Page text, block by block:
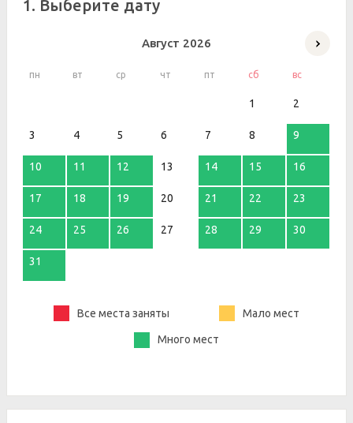
1. Выберите дату
Август 2026
пн вт ср чт пт сб вс
1 2
3 4 5 6 7 8 9
10 11 12 13 14 15 16
17 18 19 20 21 22 23
24 25 26 27 28 29 30
31
Все места заняты Мало мест
Много мест